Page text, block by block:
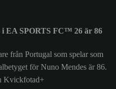
i EA SPORTS FC™ 26 är 86
från Portugal som spelar som
för Nuno Mendes är 86.
Kvickfotad+